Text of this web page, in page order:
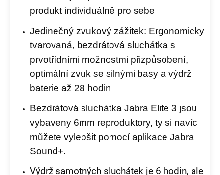
produkt individuálně pro sebe
Jedinečný zvukový zážitek: Ergonomicky
tvarovaná, bezdrátová sluchátka s
prvotřídními možnostmi přizpůsobení,
optimální zvuk se silnými basy a výdrž
baterie až 28 hodin
Bezdrátová sluchátka Jabra Elite 3 jsou
vybaveny 6mm reproduktory, ty si navíc
můžete vylepšit pomocí aplikace Jabra
Sound+.
Výdrž samotných sluchátek je 6 hodin, ale